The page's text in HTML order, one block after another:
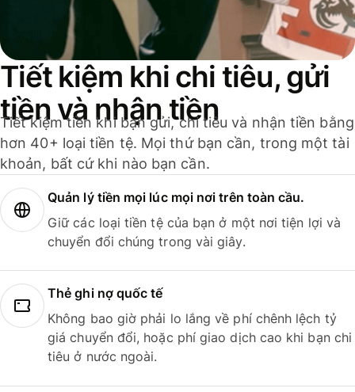
Tiết kiệm khi chi tiêu, gửi
tiền và nhận tiền
Tiết kiệm tiền khi bạn gửi, chi tiêu và nhận tiền bằng
hơn 40+ loại tiền tệ. Mọi thứ bạn cần, trong một tài
khoản, bất cứ khi nào bạn cần.
Quản lý tiền mọi lúc mọi nơi trên toàn cầu.
Giữ các loại tiền tệ của bạn ở một nơi tiện lợi và
chuyển đổi chúng trong vài giây.
Thẻ ghi nợ quốc tế
Không bao giờ phải lo lắng về phí chênh lệch tỷ
giá chuyển đổi, hoặc phí giao dịch cao khi bạn chi
tiêu ở nước ngoài.